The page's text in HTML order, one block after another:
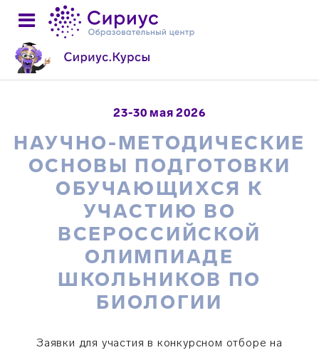
23-30 мая 2026
НАУЧНО-МЕТОДИЧЕСКИЕ
ОСНОВЫ ПОДГОТОВКИ
ОБУЧАЮЩИХСЯ К
УЧАСТИЮ ВО
ВСЕРОССИЙСКОЙ
ОЛИМПИАДЕ
ШКОЛЬНИКОВ ПО
БИОЛОГИИ
Заявки для участия в конкурсном отборе на